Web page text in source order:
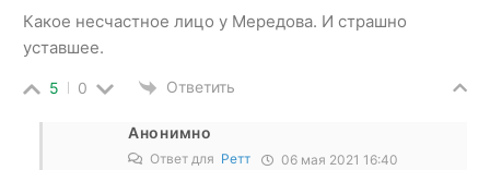
Какое несчастное лицо у Мередова. И страшно
уставшее.
5 0 Ответить
Анонимно
Ответ для Ретт 06 мая 2021 16:40